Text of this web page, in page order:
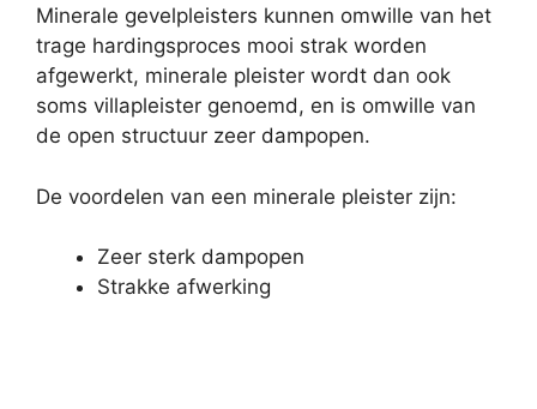
Minerale gevelpleisters kunnen omwille van het
trage hardingsproces mooi strak worden
afgewerkt, minerale pleister wordt dan ook
soms villapleister genoemd, en is omwille van
de open structuur zeer dampopen.
De voordelen van een minerale pleister zijn:
Zeer sterk dampopen
Strakke afwerking